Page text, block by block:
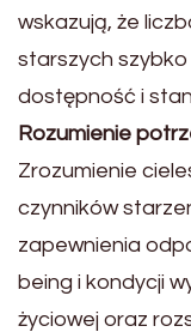
wskazują, że
starszych
dostępność i
Rozumienie
Zrozumienie
czynników
zapewnienia
being i kondycji
życiowej oraz